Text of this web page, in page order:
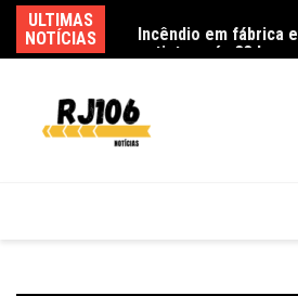
para
o
ULTIMAS
NOTÍCIAS
por queda
extinto após 33 horas